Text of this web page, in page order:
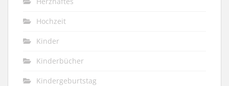
Hochzeit
Kinder
Kinderbücher
Kindergeburtstag